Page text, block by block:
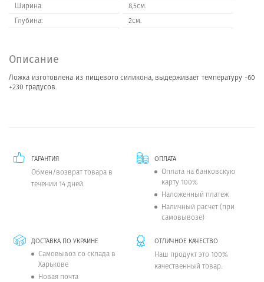
Ширина:
8,5см.
Глубина:
2см.
Описание
Ложка изготовлена из пищевого силикона, выдерживает температуру -60
+230 градусов.
ГАРАНТИЯ
Обмен/возврат товара в
течении 14 дней.
ОПЛАТА
Оплата на банковскую
карту 100%
Наложенный платеж
Наличный расчет (при
самовывозе)
ДОСТАВКА ПО УКРАИНЕ
Самовывоз со склада в
Харькове
Новая почта
ОТЛИЧНОЕ КАЧЕСТВО
Наш продукт это 100%
качественный товар.